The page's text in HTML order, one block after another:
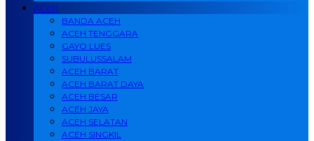
ACEH
BANDA ACEH
ACEH TENGGARA
GAYO LUES
SUBULUSSALAM
ACEH BARAT
ACEH BARAT DAYA
ACEH BESAR
ACEH JAYA
ACEH SELATAN
ACEH SINGKIL